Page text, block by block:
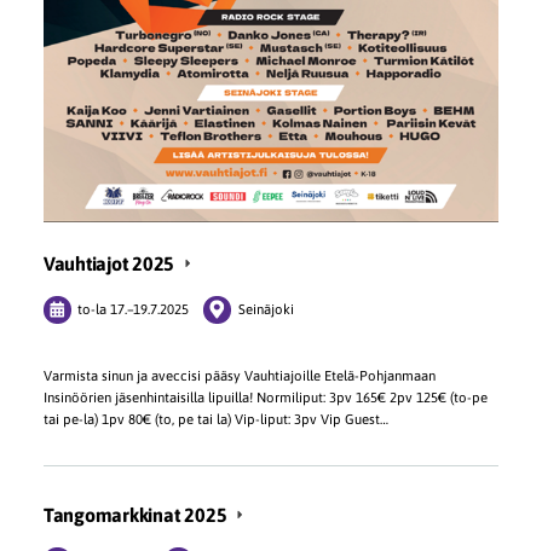
Vauhtiajot 2025
to-la17.–19.7.2025 Seinäjoki
Varmista sinun ja aveccisi pääsy Vauhtiajoille Etelä-Pohjanmaan
Insinöörien jäsenhintaisilla lipuilla! Normiliput: 3pv 165€ 2pv 125€ (to-pe
tai pe-la) 1pv 80€ (to, pe tai la) Vip-liput: 3pv Vip Guest…
Tangomarkkinat 2025